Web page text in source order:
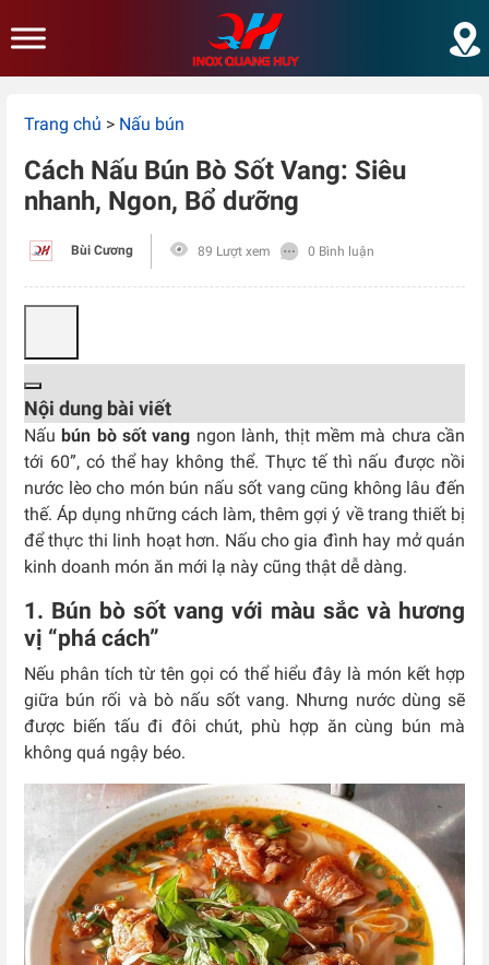
Trang chủ > Nấu bún
Cách Nấu Bún Bò Sốt Vang: Siêu
nhanh, Ngon, Bổ dưỡng
Bùi Cương 89 Lượt xem 0 Bình luận
Nội dung bài viết
Nấubún bò sốt vang ngon lành, thịt mềm mà chưa cần
tới 60”, có thể hay không thể. Thực tế thì nấu được nồi
nước lèo cho món bún nấu sốt vang cũng không lâu đến
thế. Áp dụng những cách làm, thêm gợi ý về trang thiết bị
để thực thi linh hoạt hơn. Nấu cho gia đình hay mở quán
kinh doanh món ăn mới lạ này cũng thật dễ dàng.
1. Bún bò sốt vang với màu sắc và hương
vị “phá cách”
Nếu phân tích từ tên gọi có thể hiểu đây là món kết hợp
giữa bún rối và bò nấu sốt vang. Nhưng nước dùng sẽ
được biến tấu đi đôi chút, phù hợp ăn cùng bún mà
không quá ngậy béo.